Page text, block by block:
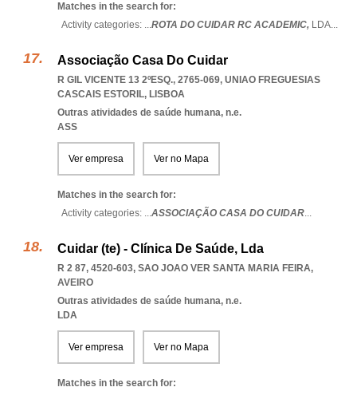
Matches in the search for:
Activity categories: ...ROTA DO CUIDAR RC ACADEMIC, LDA...
Associação Casa Do Cuidar
R GIL VICENTE 13 2ºESQ., 2765-069, UNIAO FREGUESIAS
CASCAIS ESTORIL, LISBOA
Outras atividades de saúde humana, n.e.
ASS
Ver empresa Ver no Mapa
Matches in the search for:
Activity categories: ...ASSOCIAÇÃO CASA DO CUIDAR...
Cuidar (te) - Clínica De Saúde, Lda
R 2 87, 4520-603, SAO JOAO VER SANTA MARIA FEIRA,
AVEIRO
Outras atividades de saúde humana, n.e.
LDA
Ver empresa Ver no Mapa
Matches in the search for: